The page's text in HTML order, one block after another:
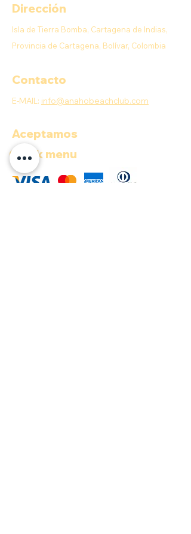
Dirección
Isla de Tierra Bomba, Cartagena de Indias,
Provincia de Cartagena, Bolívar, Colombia
Contacto
E-MAIL: info@anahobeachclub.com
Aceptamos
Quick menu